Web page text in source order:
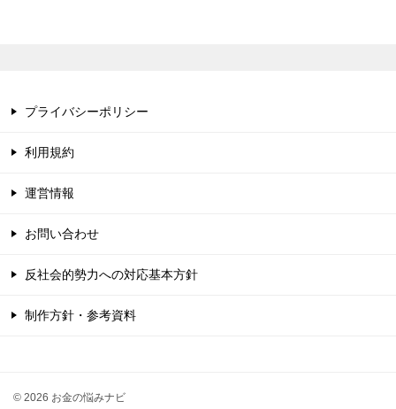
プライバシーポリシー
利用規約
運営情報
お問い合わせ
反社会的勢力への対応基本方針
制作方針・参考資料
© 2026 お金の悩みナビ